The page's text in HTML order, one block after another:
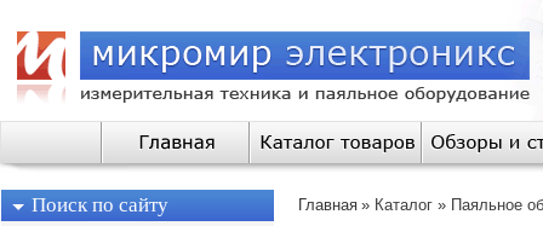
Поиск по сайту Главная » Каталог » Паяльное